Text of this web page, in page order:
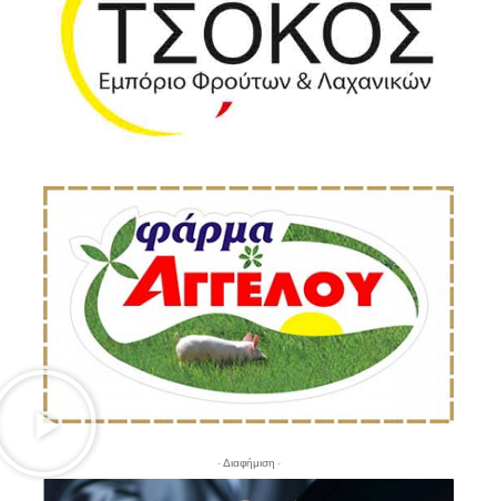
- Διαφήμιση -